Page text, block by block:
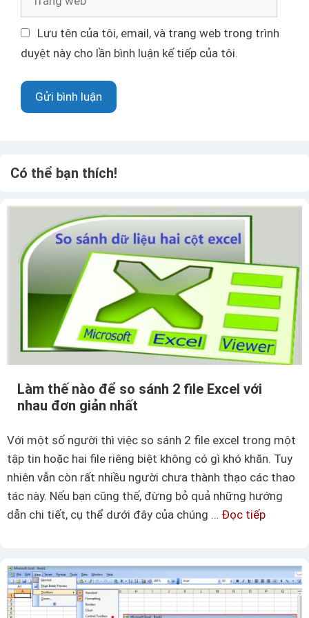
i
ệ
t
ử
a
n
w
e
Lưu tên của tôi, email, và trang web trong trình
duyệt này cho lần bình luận kế tiếp của tôi.
Có thể bạn thích!
Làm thế nào để so sánh 2 file Excel với
nhau đơn giản nhất
Với một số người thì việc so sánh 2 file excel trong một
tập tin hoặc hai file riêng biệt không có gì khó khăn. Tuy
nhiên vẫn còn rất nhiều người chưa thành thạo các thao
tác này. Nếu bạn cũng thế, đừng bỏ quả những hướng
dẫn chi tiết, cụ thể dưới đây của chúng … Đọc tiếp
t
h